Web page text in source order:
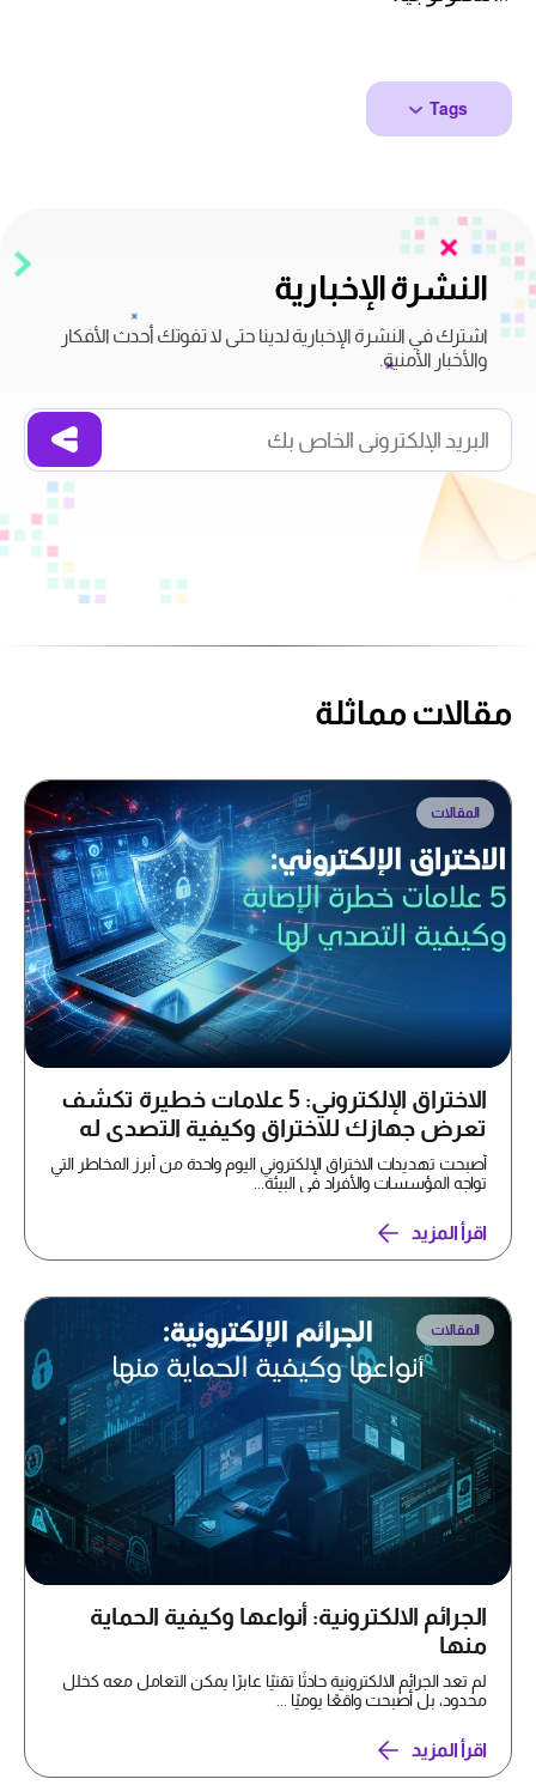
Tags
النشرة الإخبارية
اشترك في النشرة الإخبارية لدينا حتى لا تفوتك أحدث الأفكار
والأخبار الأمنية.
مقالات مماثلة
المقالات
الاختراق الإلكتروني: 5 علامات خطيرة تكشف
تعرض جهازك للاختراق وكيفية التصدي له
أصبحت تهديدات الاختراق الإلكتروني اليوم واحدة من أبرز المخاطر التي
تواجه المؤسسات والأفراد في البيئة...
اقرأ المزيد
المقالات
الجرائم الالكترونية: أنواعها وكيفية الحماية
منها
لم تعد الجرائم الالكترونية حادثًا تقنيًا عابرًا يمكن التعامل معه كخلل
محدود، بل أصبحت واقعًا يوميًا ...
اقرأ المزيد